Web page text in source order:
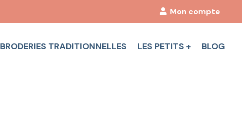
Mon compte
BRODERIES TRADITIONNELLES LES PETITS + BLOG